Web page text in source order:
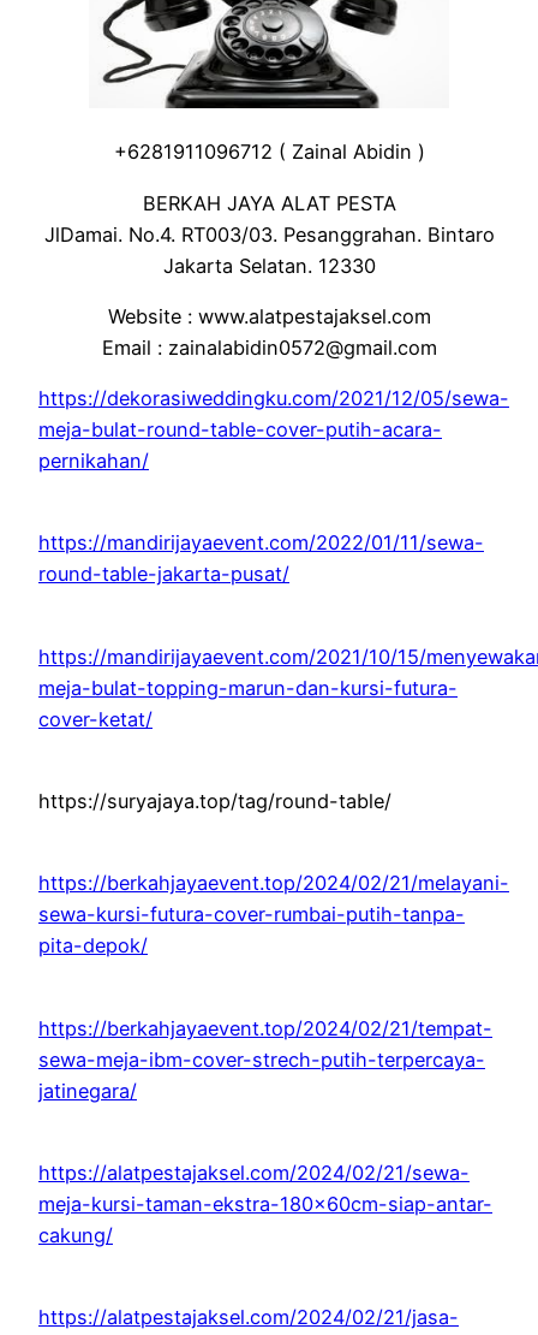
+6281911096712 ( Zainal Abidin )
BERKAH JAYA ALAT PESTA
JlDamai. No.4. RT003/03. Pesanggrahan. Bintaro
Jakarta Selatan. 12330
Website : www.alatpestajaksel.com
Email : zainalabidin0572@gmail.com
https://dekorasiweddingku.com/2021/12/05/sewa-
meja-bulat-round-table-cover-putih-acara-
pernikahan/
https://mandirijayaevent.com/2022/01/11/sewa-
round-table-jakarta-pusat/
https://mandirijayaevent.com/2021/10/15/
meja-bulat-topping-marun-dan-kursi-futura-
cover-ketat/
https://suryajaya.top/tag/round-table/
https://berkahjayaevent.top/2024/02/21/melayani-
sewa-kursi-futura-cover-rumbai-putih-tanpa-
pita-depok/
https://berkahjayaevent.top/2024/02/21/tempat-
sewa-meja-ibm-cover-strech-putih-terpercaya-
jatinegara/
https://alatpestajaksel.com/2024/02/21/sewa-
meja-kursi-taman-ekstra-180x60cm-siap-antar-
cakung/
https://alatpestajaksel.com/2024/02/21/jasa-